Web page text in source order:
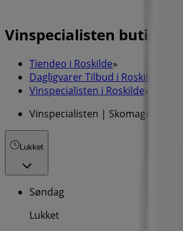
Vinspecialisten butik -
Tiendeo i Roskilde»
Dagligvarer Tilbud i Roskilde
Vinspecialisten i Roskilde»
Vinspecialisten | Skomagergade 3
Lukket
Søndag
Lukket